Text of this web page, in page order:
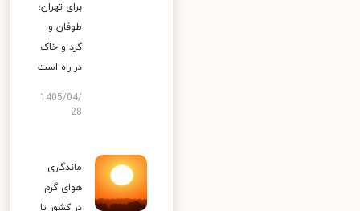
برای تهران؛
طوفان و
گرد و خاک
در راه است
1405/04/
28
ماندگاری
هوای گرم
در کشور تا